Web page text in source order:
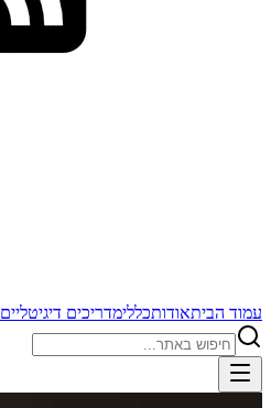
עמוד הביתאודותכללימדריכים דיגיטליים